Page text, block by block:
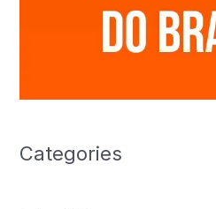
Categories